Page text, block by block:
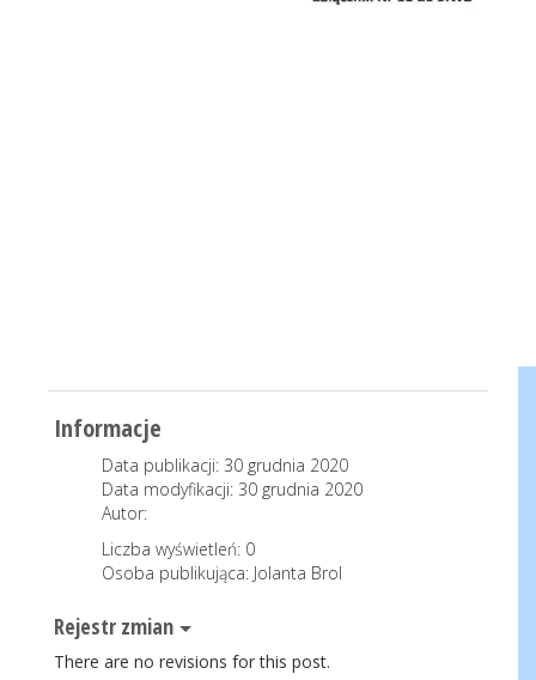
Informacje
Data publikacji: 30 grudnia 2020
Data modyfikacji: 30 grudnia 2020
Autor:
Liczba wyświetleń: 0
Osoba publikująca: Jolanta Brol
Rejestr zmian
There are no revisions for this post.